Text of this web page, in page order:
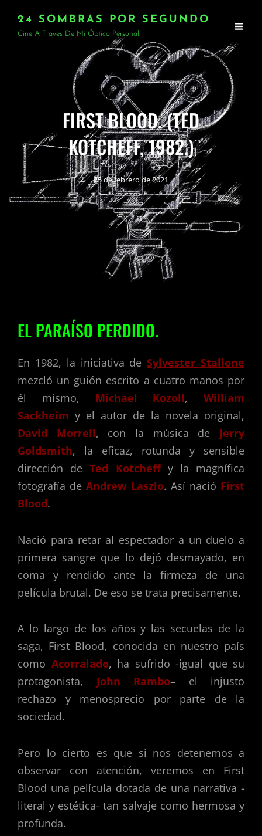
24 SOMBRAS POR SEGUNDO
Cine A Través De Mi Óptica Personal.
FIRST BLOOD. (TED
KOTCHEFF, 1982.)
25 de febrero de 2021
EL PARAÍSO PERDIDO.
En 1982, la iniciativa de Sylvester Stallone
mezcló un guión escrito a cuatro manos por
él mismo, Michael Kozoll, William
Sackheim y el autor de la novela original,
David Morrell, con la música de Jerry
Goldsmith, la eficaz, rotunda y sensible
dirección deTed Kotcheffy la magnífica
fotografía deAndrew Laszlo. Así nació First
Blood.
Nació para retar al espectador a un duelo a
primera sangre que lo dejó desmayado, en
coma y rendido ante la firmeza de una
película brutal. De eso se trata precisamente.
A lo largo de los años y las secuelas de la
saga, First Blood, conocida en nuestro país
como Acorralado, ha sufrido -igual que su
protagonista, John Rambo– el injusto
rechazo y menosprecio por parte de la
sociedad.
Pero lo cierto es que si nos detenemos a
observar con atención, veremos en First
Blood una película dotada de una narrativa -
literal y estética- tan salvaje como hermosa y
profunda.